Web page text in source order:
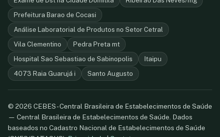
Prefeitura Barao de Cocasi
Análise Laboratorial de Produtos no Setor Cetral
Vila Clementino
Pedra Preta mt
Hospital Sao Sebastiao de Sabinopolis
Itaipu
4073 Raia Guarujá i
Santo Augusto
© 2026 CEBES - Central Brasileira de Estabelecimentos de Saúde
— Central Brasileira de Estabelecimentos de Saúde. Dados
baseados no Cadastro Nacional de Estabelecimentos de Saúde